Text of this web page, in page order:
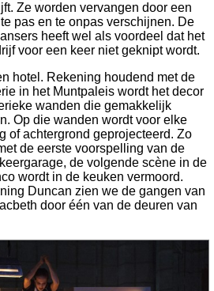
Ze worden vervangen door een
pas en te onpas verschijnen. De
heeft wel als voordeel dat het
voor een keer niet geknipt wordt.
hotel. Rekening houdend met de
in het Muntpaleis wordt het decor
wanden die gemakkelijk
Op die wanden wordt voor elke
of achtergrond geprojecteerd. Zo
de eerste voorspelling van de
de volgende scène in de
wordt in de keuken vermoord.
Duncan zien we de gangen van
door één van de deuren van